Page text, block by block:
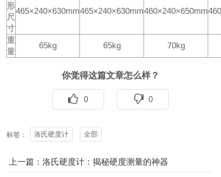
形
尺
寸
465×240×630mm465×240×630mm460×240×650mm
重
量
65kg 65kg 70kg
你觉得这篇文章怎么样？
0 0
标签： 洛氏硬度计 全部
上一篇：洛氏硬度计：揭秘硬度测量的神器